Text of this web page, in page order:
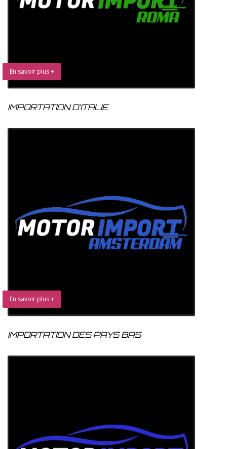
En savoir plus +
IMPORTATION D’ITALIE
En savoir plus +
IMPORTATION DES PAYS BAS